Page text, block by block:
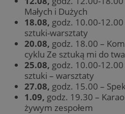
Małych i Dużych
18.08, godz. 10.00-
sztuki-warsztaty
20.08, godz. 18.00 –
cyklu Ze sztuką mi do
25.08, godz. 10.00-
sztuki – warsztaty
27.08, godz. 15.00 –
1.09, godz. 19.30 –
żywym zespołem